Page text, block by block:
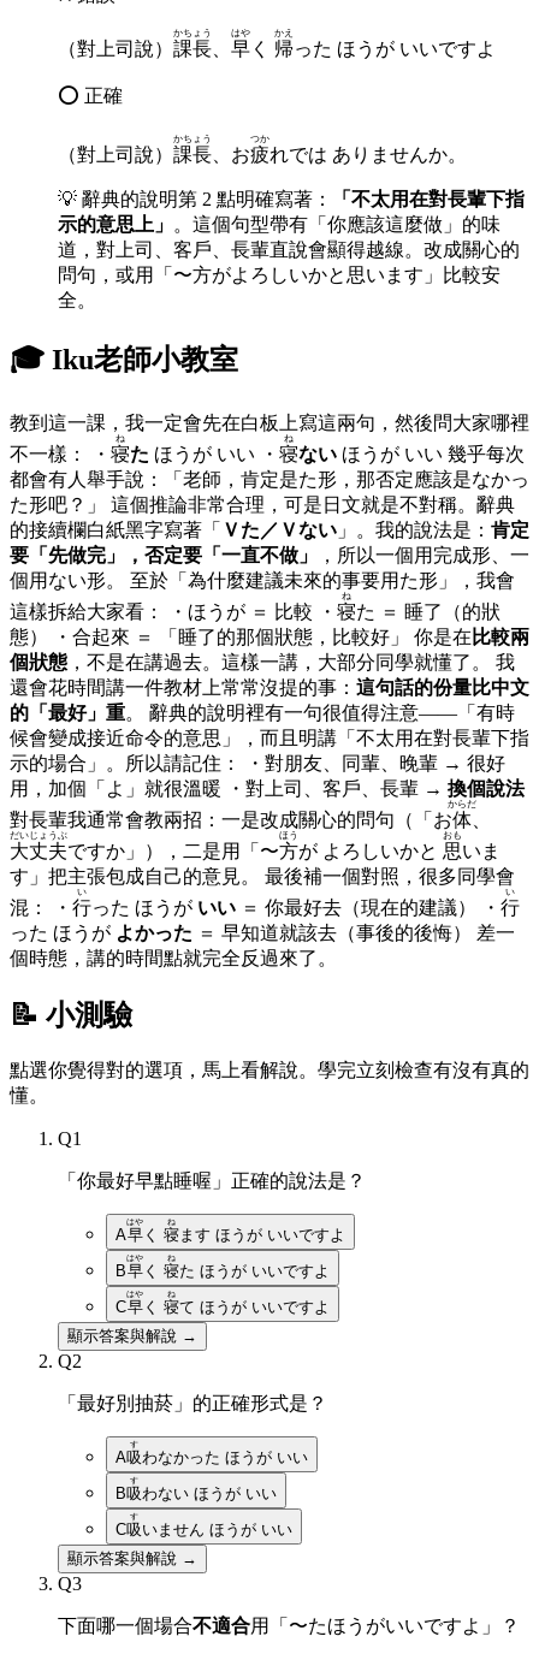
（對上司說） 課長
かちょう
早
はや
く 帰
かえ
った ほうが いいですよ
⭕ 正確
（對上司說） 課長
かちょう
、お疲
つか
れでは ありませんか。
💡 辭典的說明第 2 點明確寫著：
「不太用在對長輩下指
示的意思上」 。這個句型帶有「你應該這麼做」的味
道，對上司、客戶、長輩直說會顯得越線。改成關心的
問句，或用「〜方がよろしいかと思います」比較安
全。
🎓 Iku老師小教室
教到這一課，我一定會先在白板上寫這兩句，然後問大家哪裡
不一樣： ・ 寝
ね
た ほうが いい ・ 寝
ね
ない ほうが いい 幾乎每次
都會有人舉手說：「老師，肯定是た形，那否定應該是なかっ
た形吧？」 這個推論非常合理，可是日文就是不對稱。辭典
的接續欄白紙黑字寫著「 Ｖた／Ｖない 」。我的說法是： 肯定
要「先做完」，否定要「一直不做」
，所以一個用完成形、一
個用ない形。 至於「為什麼建議未來的事要用た形」，我會
這樣拆給大家看： ・ほうが ＝ 比較 ・ 寝
ね
た ＝ 睡了（的狀
態） ・合起來 ＝ 「睡了的那個狀態，比較好」 你是在 比較兩
個狀態 ，不是在講過去。這樣一講，大部分同學就懂了。 我
還會花時間講一件教材上常常沒提的事： 這句話的份量比中文
的「最好」重。 辭典的說明裡有一句很值得注意——「有時
候會變成接近命令的意思」，而且明講「不太用在對長輩下指
示的場合」。所以請記住： ・對朋友、同輩、晚輩 → 很好
用，加個「よ」就很溫暖 ・對上司、客戶、長輩 → 換個說法
對長輩我通常會教兩招：一是改成關心的問句（「お体
からだ
大丈夫
だいじょうぶ
ですか」），二是用「〜方
ほう
が よろしいかと 思
おも
いま
す」把主張包成自己的意見。 最後補一個對照，很多同學會
混： ・ 行
い
った ほうが いい ＝ 你最好去（現在的建議） ・ 行
い
った ほうが よかった ＝ 早知道就該去（事後的後悔） 差一
個時態，講的時間點就完全反過來了。
📝 小測驗
點選你覺得對的選項，馬上看解說。學完立刻檢查有沒有真的
懂。
Q1
「你最好早點睡喔」正確的說法是？
A早
はや
く 寝
ね
ます ほうが いいですよ
B早
はや
く 寝
ね
た ほうが いいですよ
C早
はや
く 寝
ね
て ほうが いいですよ
顯示答案與解說 →
Q2
「最好別抽菸」的正確形式是？
A吸
す
わなかった ほうが いい
B吸
す
わない ほうが いい
C吸
す
いません ほうが いい
顯示答案與解說 →
Q3
下面哪一個場合不適合用「〜たほうがいいですよ」？